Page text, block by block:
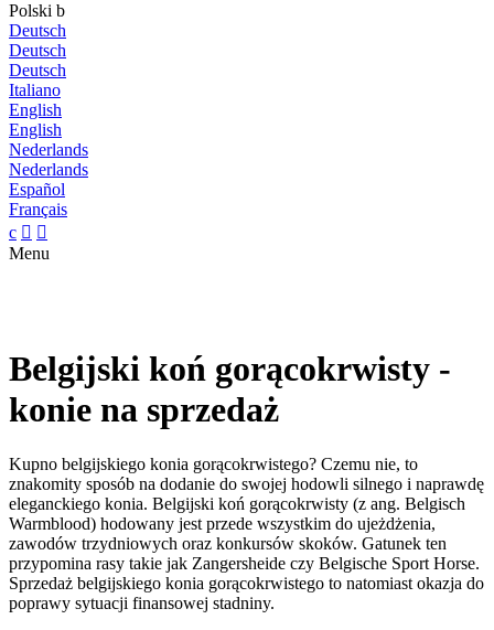
Polski b
Deutsch
Deutsch
Deutsch
Italiano
English
English
Nederlands
Nederlands
Español
Français
c  
Menu
Belgijski koń gorącokrwisty -
konie na sprzedaż
Kupno belgijskiego konia gorącokrwistego? Czemu nie, to
znakomity sposób na dodanie do swojej hodowli silnego i naprawdę
eleganckiego konia. Belgijski koń gorącokrwisty (z ang. Belgisch
Warmblood) hodowany jest przede wszystkim do ujeżdżenia,
zawodów trzydniowych oraz konkursów skoków. Gatunek ten
przypomina rasy takie jak Zangersheide czy Belgische Sport Horse.
Sprzedaż belgijskiego konia gorącokrwistego to natomiast okazja do
poprawy sytuacji finansowej stadniny.